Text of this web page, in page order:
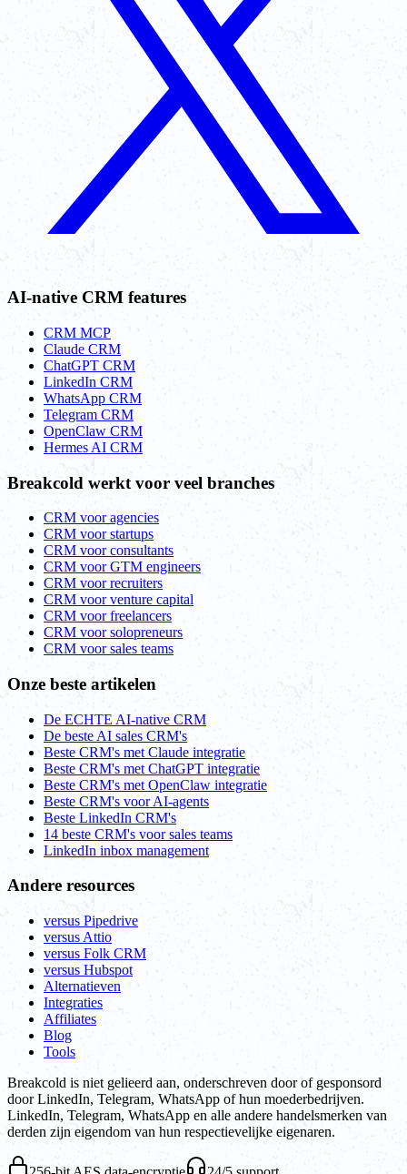
AI-native CRM features
CRM MCP
Claude CRM
ChatGPT CRM
LinkedIn CRM
WhatsApp CRM
Telegram CRM
OpenClaw CRM
Hermes AI CRM
Breakcold werkt voor veel branches
CRM voor agencies
CRM voor startups
CRM voor consultants
CRM voor GTM engineers
CRM voor recruiters
CRM voor venture capital
CRM voor freelancers
CRM voor solopreneurs
CRM voor sales teams
Onze beste artikelen
De ECHTE AI-native CRM
De beste AI sales CRM's
Beste CRM's met Claude integratie
Beste CRM's met ChatGPT integratie
Beste CRM's met OpenClaw integratie
Beste CRM's voor AI-agents
Beste LinkedIn CRM's
14 beste CRM's voor sales teams
LinkedIn inbox management
Andere resources
versus Pipedrive
versus Attio
versus Folk CRM
versus Hubspot
Alternatieven
Integraties
Affiliates
Blog
Tools
Breakcold is niet gelieerd aan, onderschreven door of gesponsord
door LinkedIn, Telegram, WhatsApp of hun moederbedrijven.
LinkedIn, Telegram, WhatsApp en alle andere handelsmerken van
derden zijn eigendom van hun respectievelijke eigenaren.